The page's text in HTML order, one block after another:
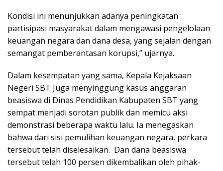
Kondisi ini menunjukkan adanya peningkatan
partisipasi masyarakat dalam mengawasi pengelolaan
keuangan negara dan dana desa, yang sejalan dengan
semangat pemberantasan korupsi,” ujarnya.
Dalam kesempatan yang sama, Kepala Kejaksaan
Negeri SBT Juga menyinggung kasus anggaran
beasiswa di Dinas Pendidikan Kabupaten SBT yang
sempat menjadi sorotan publik dan memicu aksi
demonstrasi beberapa waktu lalu. Ia menegaskan
bahwa dari sisi pemulihan keuangan negara, perkara
tersebut telah diselesaikan. Dan dana beasiswa
tersebut telah 100 persen dikembalikan oleh pihak-